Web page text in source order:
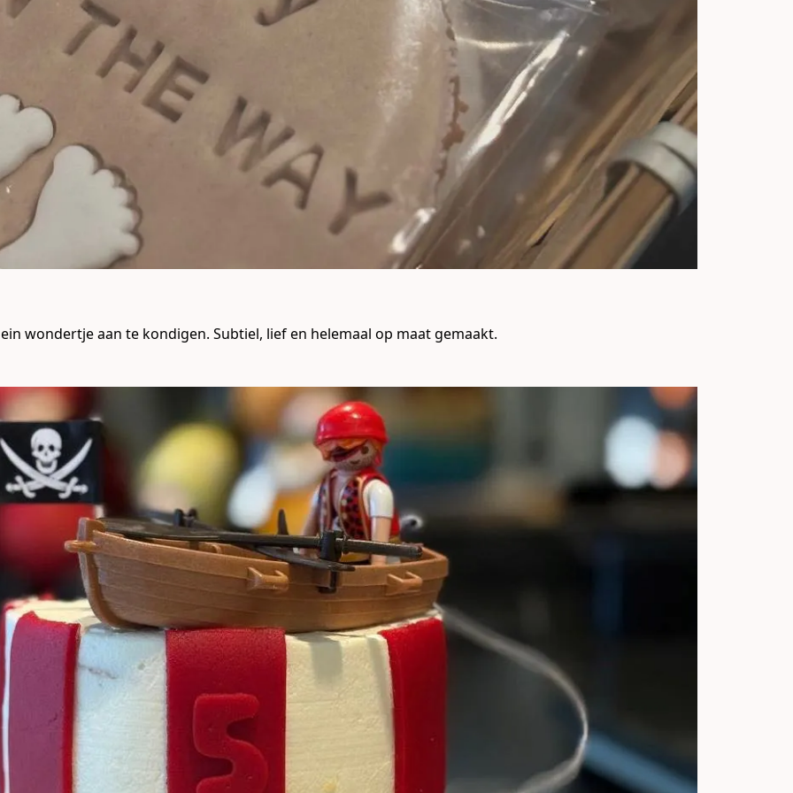
wondertje aan te kondigen. Subtiel, lief en helemaal op maat gemaakt.